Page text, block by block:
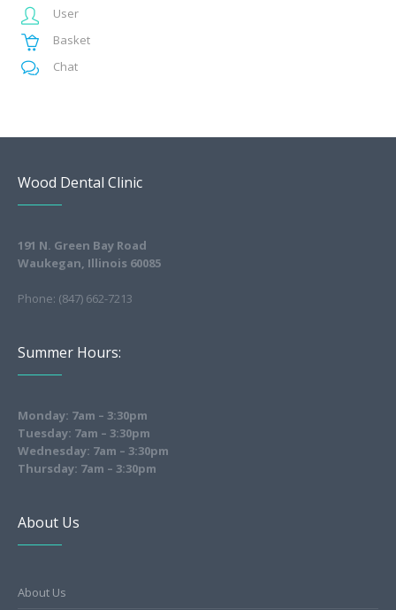
User
Basket
Chat
Wood Dental Clinic
191 N. Green Bay Road
Waukegan, Illinois 60085
Phone: (847) 662-7213
Summer Hours:
Monday: 7am – 3:30pm
Tuesday: 7am – 3:30pm
Wednesday: 7am – 3:30pm
Thursday: 7am – 3:30pm
About Us
About Us